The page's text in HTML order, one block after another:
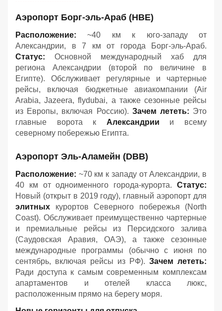
Аэропорт Борг-эль-Араб (HBE)
Расположение: ~40 км к юго-западу от
Александрии, в 7 км от города Борг-эль-Араб.
Статус: Основной международный хаб для
региона Александрии (второй по величине в
Египте). Обслуживает регулярные и чартерные
рейсы, включая бюджетные авиакомпании (Air
Arabia, Jazeera, flydubai, а также сезонные рейсы
из Европы, включая Россию). Зачем лететь: Это
главные ворота к Александрии и всему
северному побережью Египта.
Аэропорт Эль-Аламейн (DBB)
Расположение: ~70 км к западу от Александрии, в
40 км от одноименного города-курорта. Статус:
Новый (открыт в 2019 году), главный аэропорт для
элитных курортов Северного побережья (North
Coast). Обслуживает преимущественно чартерные
и премиальные рейсы из Персидского залива
(Саудовская Аравия, ОАЭ), а также сезонные
международные программы (обычно с июня по
сентябрь, включая рейсы из РФ). Зачем лететь:
Ради доступа к самым современным комплексам
апартаментов и отелей класса люкс,
расположенным прямо на берегу моря.